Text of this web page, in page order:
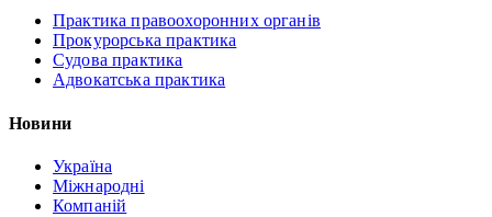
Практика правоохоронних органів
Прокурорська практика
Судова практика
Адвокатська практика
Новини
Україна
Міжнародні
Компаній